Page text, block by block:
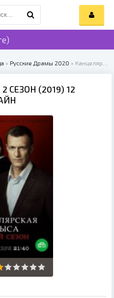
» Русские Драмы 2020 » Канцелярская крыса 2 сезон (2019)
СЕЗОН (2019) 12